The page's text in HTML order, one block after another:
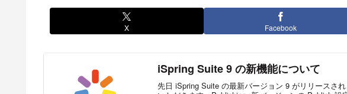
X Facebook
iSpring Suite 9 の新機能について
先日 iSpring Suite の最新バージョン 9 がリリースさ